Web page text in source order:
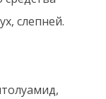
слепней.